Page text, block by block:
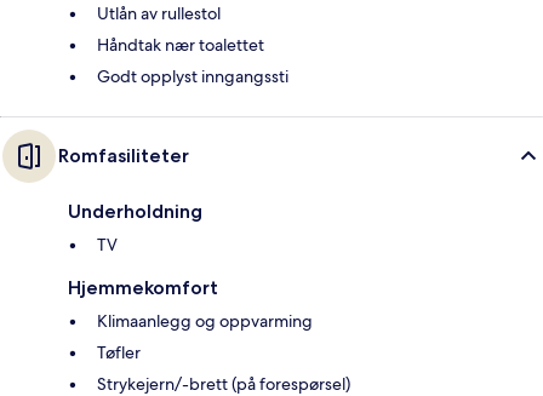
Utlån av rullestol
Håndtak nær toalettet
Godt opplyst inngangssti
Romfasiliteter
Underholdning
TV
Hjemmekomfort
Klimaanlegg og oppvarming
Tøfler
Strykejern/-brett (på forespørsel)